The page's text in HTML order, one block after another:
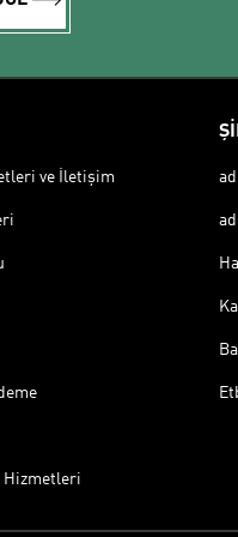
ve İletişim
Hizmetleri